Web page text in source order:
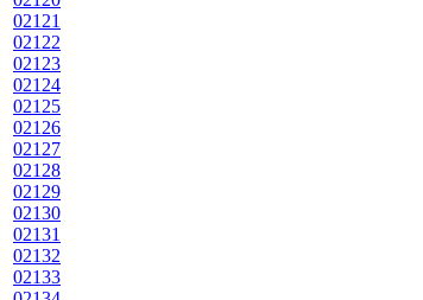
02121
02122
02123
02124
02125
02126
02127
02128
02129
02130
02131
02132
02133